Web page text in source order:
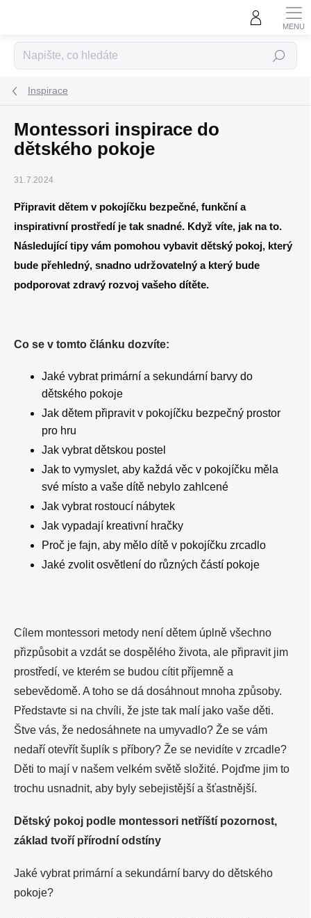
Hledat
Inspirace
Montessori inspirace do
dětského pokoje
31.7.2024
Připravit dětem v pokojíčku bezpečné, funkční a
inspirativní prostředí je tak snadné. Když víte, jak na to.
Následující tipy vám pomohou vybavit dětský pokoj, který
bude přehledný, snadno udržovatelný a který bude
podporovat zdravý rozvoj vašeho dítěte.
Co se v tomto článku dozvíte:
Jaké vybrat primární a sekundární barvy do
dětského pokoje
Jak dětem připravit v pokojíčku bezpečný prostor
pro hru
Jak vybrat dětskou postel
Jak to vymyslet, aby každá věc v pokojíčku měla
své místo a vaše dítě nebylo zahlcené
Jak vybrat rostoucí nábytek
Jak vypadají kreativní hračky
Proč je fajn, aby mělo dítě v pokojíčku zrcadlo
Jaké zvolit osvětlení do různých částí pokoje
Cílem montessori metody není dětem úplně všechno
přizpůsobit a vzdát se dospělého života, ale připravit jim
prostředí, ve kterém se budou cítit příjemně a
sebevědomě. A toho se dá dosáhnout mnoha způsoby.
Představte si na chvíli, že jste tak malí jako vaše děti.
Štve vás, že nedosáhnete na umyvadlo? Že se vám
nedaří otevřít šuplík s příbory? Že se nevidíte v zrcadle?
Děti to mají v našem velkém světě složité. Pojďme jim to
trochu usnadnit, aby byly sebejistější a šťastnější.
Dětský pokoj podle montessori netříští pozornost,
základ tvoří přírodní odstíny
Jaké vybrat primární a sekundární barvy do dětského
pokoje?